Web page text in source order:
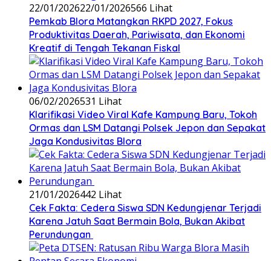
22/01/202622/01/2026566 Lihat
‎Pemkab Blora Matangkan RKPD 2027, Fokus
Produktivitas Daerah, Pariwisata, dan Ekonomi
Kreatif di Tengah Tekanan Fiskal
06/02/2026531 Lihat
‎Klarifikasi Video Viral Kafe Kampung Baru, Tokoh
Ormas dan LSM Datangi Polsek Jepon dan Sepakat
Jaga Kondusivitas Blora
21/01/2026442 Lihat
Cek Fakta: Cedera Siswa SDN Kedungjenar Terjadi
Karena Jatuh Saat Bermain Bola, Bukan Akibat
Perundungan ‎